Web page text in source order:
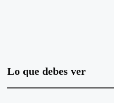
Lo que debes ver